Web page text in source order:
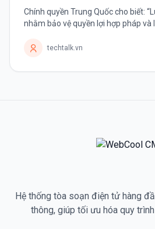
Chính quyền Trung Quốc cho biết:
nhằm bảo vệ quyền lợi hợp pháp và
Quốc...techtalk.vn
Hệ thống tòa soạn điện tử hàng
thông, giúp tối ưu hóa quy